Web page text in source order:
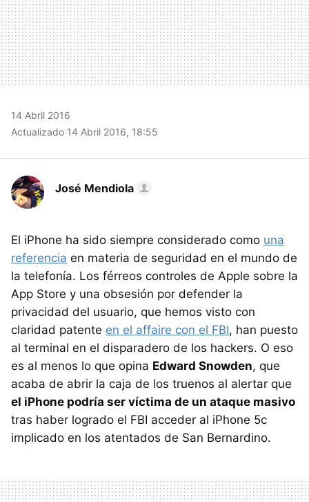
14 Abril 2016
Actualizado 14 Abril 2016, 18:55
José Mendiola
El iPhone ha sido siempre considerado como una
referencia en materia de seguridad en el mundo de
la telefonía. Los férreos controles de Apple sobre la
App Store y una obsesión por defender la
privacidad del usuario, que hemos visto con
claridad patente en el affaire con el FBI, han puesto
al terminal en el disparadero de los hackers. O eso
es al menos lo que opina Edward Snowden, que
acaba de abrir la caja de los truenos al alertar que
el iPhone podría ser víctima de un ataque masivo
tras haber logrado el FBI acceder al iPhone 5c
implicado en los atentados de San Bernardino.